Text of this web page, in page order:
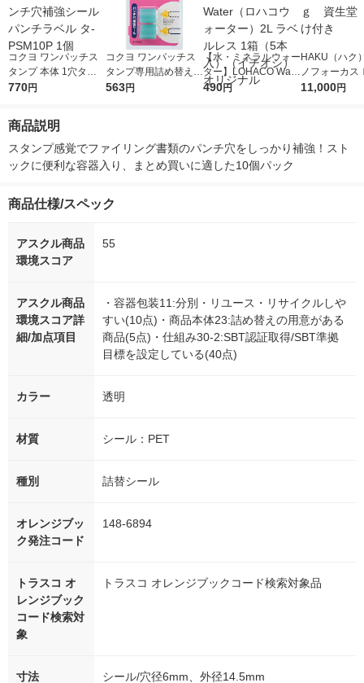
コクヨ ワンパッチス
タンプ 本体 1穴タイ
プ ピンク パンチ穴補
770円
コクヨ ワンパッチス
タンプ専用詰め替えシ
ール パンチ穴補強シ
563円
【水・ミネラルウォー
ター】LOHACO Wate
r（ロハコウォータ
490円
HAKU（ハ
ノフォーカ
5ｇ 資生堂
11,000円
商品説明
スタンプ感覚でファイリング書類のパンチ穴をしっかり補強！スト
ックに便利な容器入り、まとめ買いに適した10個パック
商品仕様/スペック
アスクル商品
環境スコア
55
アスクル商品
環境スコア詳
細/加点項目
・容器包装11:分別・リユース・リサイクルしや
すい(10点)・商品本体23:詰め替えの用意がある
商品(5点)・仕組み30-2:SBT認証取得/SBT準拠
目標を設定している(40点)
カラー 透明
材質 シール：PET
種別 詰替シール
オレンジブッ
ク発注コード
148-6894
トラスコ オ
レンジブック
コード検索対
象
トラスコ オレンジブックコード検索対象品
寸法 シール/穴径6mm、外径14.5mm